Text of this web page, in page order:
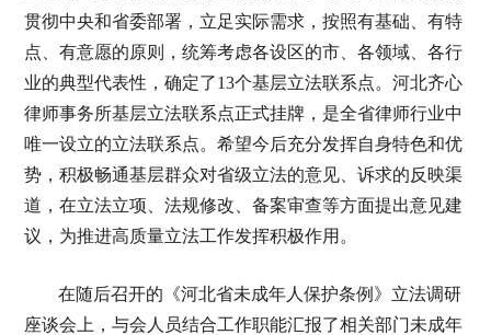
贯彻中央和省委部署，立足实际需求，按照有基础、有特
点、有意愿的原则，统筹考虑各设区的市、各领域、各行
业的典型代表性，确定了13个基层立法联系点。河北齐心
律师事务所基层立法联系点正式挂牌，是全省律师行业中
唯一设立的立法联系点。希望今后充分发挥自身特色和优
势，积极畅通基层群众对省级立法的意见、诉求的反映渠
道，在立法立项、法规修改、备案审查等方面提出意见建
议，为推进高质量立法工作发挥积极作用。
在随后召开的《河北省未成年人保护条例》立法调研
座谈会上，与会人员结合工作职能汇报了相关部门未成年